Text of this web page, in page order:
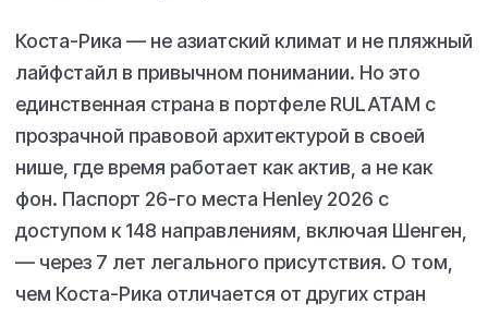
Коста-Рика — не азиатский климат и не пляжный
лайфстайл в привычном понимании. Но это
единственная страна в портфеле RULATAM с
прозрачной правовой архитектурой в своей
нише, где время работает как актив, а не как
фон. Паспорт 26-го места Henley 2026 с
доступом к 148 направлениям, включая Шенген,
— через 7 лет легального присутствия. О том,
чем Коста-Рика отличается от других стран